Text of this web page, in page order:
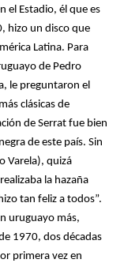
el Estadio, él que es
hizo un disco que
Latina. Para
de Pedro
le preguntaron el
clásicas de
de Serrat fue bien
de este país. Sin
Varela), quizá
la hazaña
tan feliz a todos”.
uruguayo más,
1970, dos décadas
primera vez en